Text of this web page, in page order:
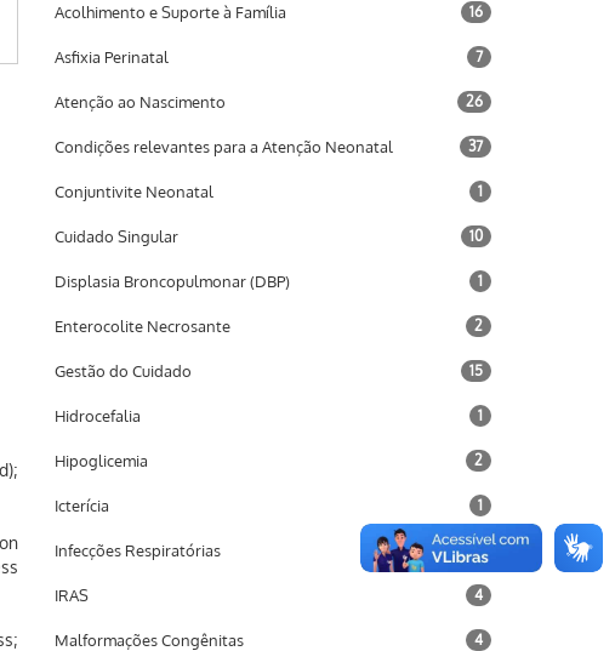
Acolhimento e Suporte à Família 16
Asfixia Perinatal 7
Atenção ao Nascimento 26
Condições relevantes para a Atenção Neonatal 37
Conjuntivite Neonatal 1
Cuidado Singular 10
Displasia Broncopulmonar (DBP) 1
Enterocolite Necrosante 2
Gestão do Cuidado 15
Hidrocefalia 1
Hipoglicemia 2
Icterícia 1
Infecções Respiratórias 16
IRAS 4
Malformações Congênitas 4